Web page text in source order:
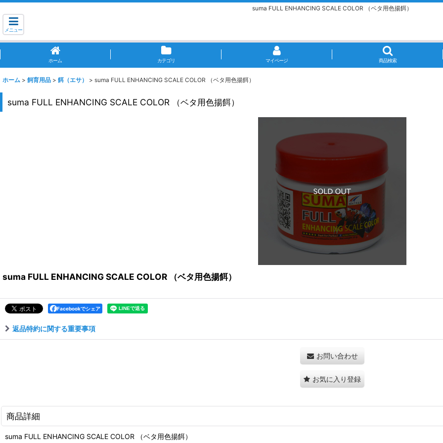
suma FULL ENHANCING SCALE COLOR （ベタ用色揚餌）
メニュー
ホーム カテゴリ マイページ 商品検索
ホーム > 飼育用品 > 餌（エサ） > suma FULL ENHANCING SCALE COLOR （ベタ用色揚餌）
suma FULL ENHANCING SCALE COLOR （ベタ用色揚餌）
suma FULL ENHANCING SCALE COLOR （ベタ用色揚餌）
Facebookでシェア
返品特約に関する重要事項
お問い合わせ
お気に入り登録
商品詳細
suma FULL ENHANCING SCALE COLOR （ベタ用色揚餌）